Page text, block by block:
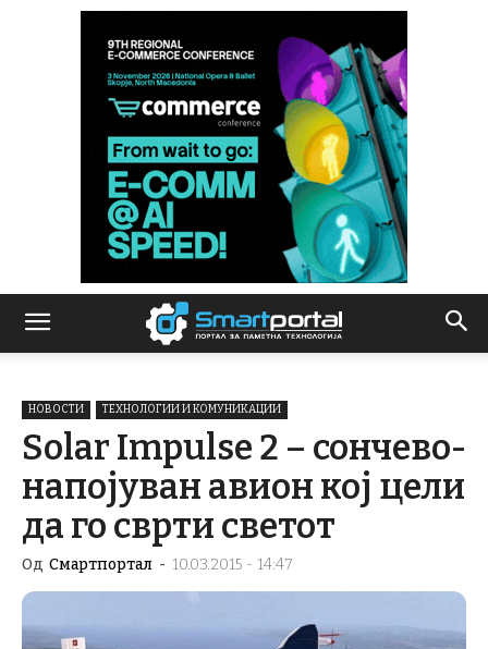
НОВОСТИ ТЕХНОЛОГИИ И КОМУНИКАЦИИ
Solar Impulse 2 – сончево-
напојуван авион кој цели
да го сврти светот
Од Смартпортал - 10.03.2015 - 14:47